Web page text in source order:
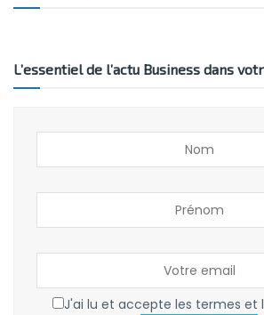
L’essentiel de l’actu Business dans
J'ai lu et accepte les termes et